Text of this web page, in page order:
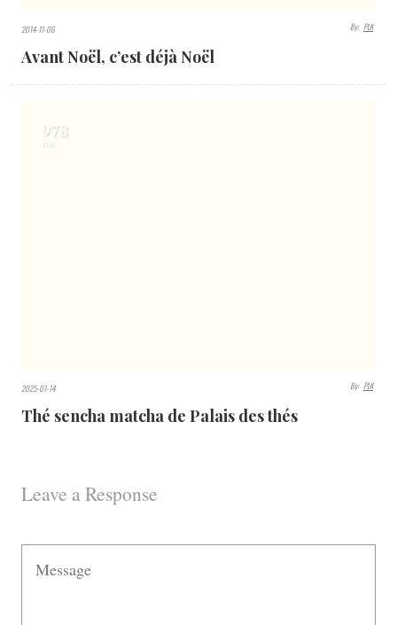
2014-11-06 By: PLK
Avant Noël, c’est déjà Noël
978
2025-01-14 By: PLK
Thé sencha matcha de Palais des thés
Leave a Response